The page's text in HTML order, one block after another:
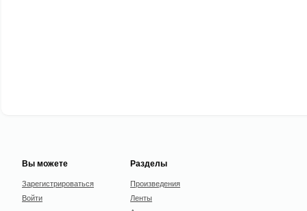
Вы можете
Зарегистрироваться
Войти
Разделы
Произведения
Ленты